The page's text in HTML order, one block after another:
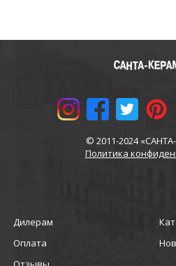
© 2011-2024
Политика
Дилерам
Оплата